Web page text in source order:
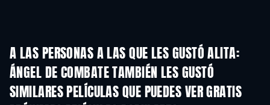
A LAS PERSONAS A LAS QUE LES GUSTÓ ALITA:
ÁNGEL DE COMBATE TAMBIÉN LES GUSTÓ
SIMILARES PELÍCULAS QUE PUEDES VER GRATIS